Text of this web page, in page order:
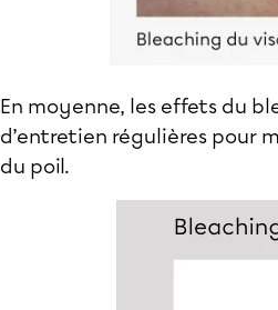
En moyenne, les effets du
d’entretien régulières pour
du poil.